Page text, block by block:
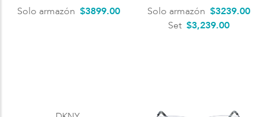
Solo armazón $3899.00 Solo armazón $3239.00
Set $3,239.00